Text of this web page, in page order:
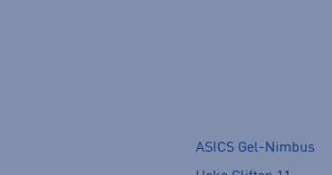
ASICS Gel-Nimbus